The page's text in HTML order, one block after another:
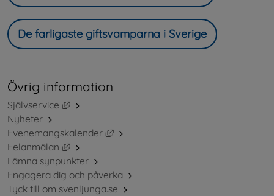
De farligaste giftsvamparna i Sverige
Övrig information
Självservice
Länk till annan webbplats, öppnas i nytt fönster.
Nyheter
Evenemangskalender
Länk till annan webbplats, öppnas i
Felanmälan
Länk till annan webbplats, öppnas i nytt fönster.
Lämna synpunkter
Engagera dig och påverka
Tyck till om svenljunga.se